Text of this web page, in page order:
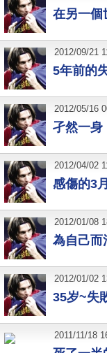
在另一個
5年前的
2012/09/21
孑然一身
2012/05/16
感傷的3
2012/04/02
為自己而
2012/01/08
35岁~失
2012/01/02
2011/11/18